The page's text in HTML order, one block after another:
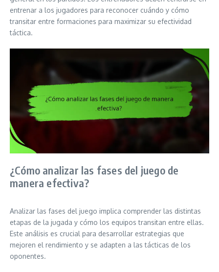
entrenar a los jugadores para reconocer cuándo y cómo
transitar entre formaciones para maximizar su efectividad
táctica.
¿Cómo analizar las fases del juego de
manera efectiva?
Analizar las fases del juego implica comprender las distintas
etapas de la jugada y cómo los equipos transitan entre ellas.
Este análisis es crucial para desarrollar estrategias que
mejoren el rendimiento y se adapten a las tácticas de los
oponentes.